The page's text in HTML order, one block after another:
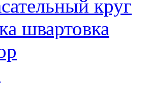
круг
швартовка